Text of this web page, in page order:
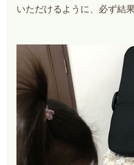
いただけるように、必ず結